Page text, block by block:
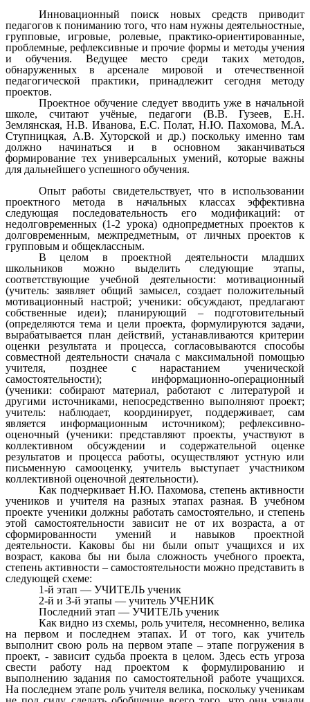
Инновационный поиск новых средств приводит
педагогов к пониманию того, что нам нужны деятельностные,
групповые, игровые, ролевые, практико-ориентированные,
проблемные, рефлексивные и прочие формы и методы учения
и обучения. Ведущее место среди таких методов,
обнаруженных в арсенале мировой и отечественной
педагогической практики, принадлежит сегодня методу
проектов.
Проектное обучение следует вводить уже в начальной
школе, считают учёные, педагоги (В.В. Гузеев, Е.Н.
Землянская, Н.В. Иванова, Е.С. Полат, Н.Ю. Пахомова, М.А.
Ступницкая, А.В. Хуторской и др.) поскольку именно там
должно начинаться и в основном заканчиваться
формирование тех универсальных умений, которые важны
для дальнейшего успешного обучения.
Опыт работы свидетельствует, что в использовании
проектного метода в начальных классах эффективна
следующая последовательность его модификаций: от
недолговременных (1-2 урока) однопредметных проектов к
долговременным, межпредметным, от личных проектов к
групповым и общеклассным.
В целом в проектной деятельности младших
школьников можно выделить следующие этапы,
соответствующие учебной деятельности: мотивационный
(учитель: заявляет общий замысел, создает положительный
мотивационный настрой; ученики: обсуждают, предлагают
собственные идеи); планирующий – подготовительный
(определяются тема и цели проекта, формулируются задачи,
вырабатывается план действий, устанавливаются критерии
оценки результата и процесса, согласовываются способы
совместной деятельности сначала с максимальной помощью
учителя, позднее с нарастанием ученической
самостоятельности); информационно-операционный
(ученики: собирают материал, работают с литературой и
другими источниками, непосредственно выполняют проект;
учитель: наблюдает, координирует, поддерживает, сам
является информационным источником); рефлексивно-
оценочный (ученики: представляют проекты, участвуют в
коллективном обсуждении и содержательной оценке
результатов и процесса работы, осуществляют устную или
письменную самооценку, учитель выступает участником
коллективной оценочной деятельности).
Как подчеркивает Н.Ю. Пахомова, степень активности
учеников и учителя на разных этапах разная. В учебном
проекте ученики должны работать самостоятельно, и степень
этой самостоятельности зависит не от их возраста, а от
сформированности умений и навыков проектной
деятельности. Каковы бы ни были опыт учащихся и их
возраст, какова бы ни была сложность учебного проекта,
степень активности – самостоятельности можно представить в
следующей схеме:
1-й этап — УЧИТЕЛЬ ученик
2-й и 3-й этапы — учитель УЧЕНИК
Последний этап — УЧИТЕЛЬ ученик
Как видно из схемы, роль учителя, несомненно, велика
на первом и последнем этапах. И от того, как учитель
выполнит свою роль на первом этапе – этапе погружения в
проект, - зависит судьба проекта в целом. Здесь есть угроза
свести работу над проектом к формулированию и
выполнению задания по самостоятельной работе учащихся.
На последнем этапе роль учителя велика, поскольку ученикам